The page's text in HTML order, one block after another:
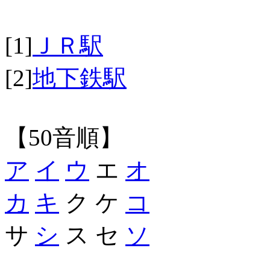
[1] ＪＲ駅
[2]地下鉄駅
【50音順】
ア イ ウ エ オ
カ キ ク ケ コ
サ シ ス セ ソ